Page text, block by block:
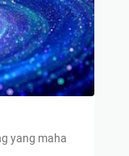
yang maha